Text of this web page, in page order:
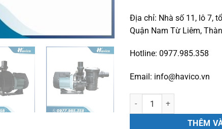
Địa chỉ: Nhà số 11, lô 7,
Quận Nam Từ Liêm,
Hotline: 0977.985.358
Email: info@havico.vn
Máy bơm bể bơi 1.5 HP SB15
THÊM